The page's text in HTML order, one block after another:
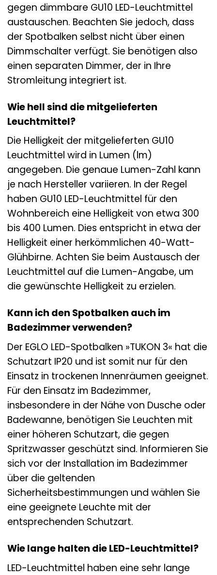
gegen dimmbare GU10 LED-Leuchtmittel
austauschen. Beachten Sie jedoch, dass
der Spotbalken selbst nicht über einen
Dimmschalter verfügt. Sie benötigen also
einen separaten Dimmer, der in Ihre
Stromleitung integriert ist.
Wie hell sind die mitgelieferten
Leuchtmittel?
Die Helligkeit der mitgelieferten GU10
Leuchtmittel wird in Lumen (lm)
angegeben. Die genaue Lumen-Zahl kann
je nach Hersteller variieren. In der Regel
haben GU10 LED-Leuchtmittel für den
Wohnbereich eine Helligkeit von etwa 300
bis 400 Lumen. Dies entspricht in etwa der
Helligkeit einer herkömmlichen 40-Watt-
Glühbirne. Achten Sie beim Austausch der
Leuchtmittel auf die Lumen-Angabe, um
die gewünschte Helligkeit zu erzielen.
Kann ich den Spotbalken auch im
Badezimmer verwenden?
Der EGLO LED-Spotbalken »TUKON 3« hat die
Schutzart IP20 und ist somit nur für den
Einsatz in trockenen Innenräumen geeignet.
Für den Einsatz im Badezimmer,
insbesondere in der Nähe von Dusche oder
Badewanne, benötigen Sie Leuchten mit
einer höheren Schutzart, die gegen
Spritzwasser geschützt sind. Informieren Sie
sich vor der Installation im Badezimmer
über die geltenden
Sicherheitsbestimmungen und wählen Sie
eine geeignete Leuchte mit der
entsprechenden Schutzart.
Wie lange halten die LED-Leuchtmittel?
LED-Leuchtmittel haben eine sehr lange